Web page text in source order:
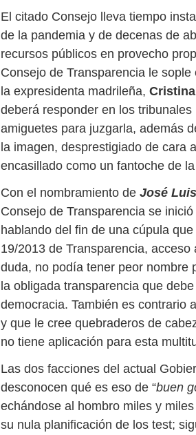
El citado Consejo lleva tiempo
de la pandemia y de decenas de
recursos públicos en provecho
Consejo de Transparencia le
la expresidenta madrileña,
deberá responder en los
amiguetes para juzgarla, además
la imagen, desprestigiado de cara
encasillado como un fantoche de
Con el nombramiento de José
Consejo de Transparencia se
hablando del fin de una cúpula
19/2013 de Transparencia,
duda, no podía tener peor nombre
la obligada transparencia que
democracia. También es contrario
y que le cree quebraderos de
no tiene aplicación para esta
Las dos facciones del actual
desconocen qué es eso de “buen
echándose al hombro miles y
su nula planificación de los test;